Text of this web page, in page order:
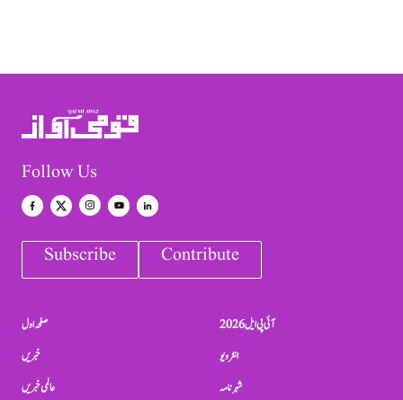
Follow Us
Subscribe Contribute
صفحہ اول
خبریں
عالمی خبریں
آئی پی ایل 2026
انٹرویو
شہرنامہ